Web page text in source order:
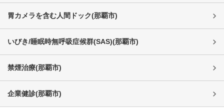
胃カメラを含む人間ドック(那覇市)
いびき/睡眠時無呼吸症候群(SAS)(那覇市)
禁煙治療(那覇市)
企業健診(那覇市)